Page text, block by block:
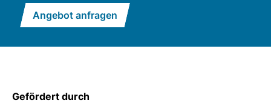
Angebot anfragen
Gefördert durch